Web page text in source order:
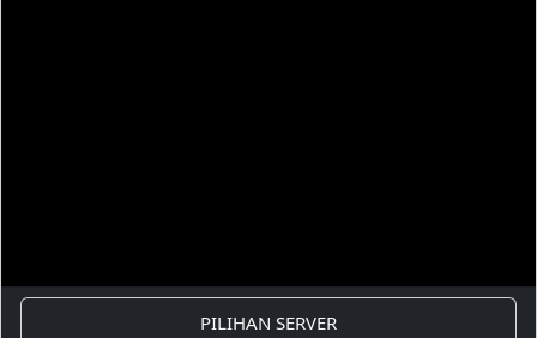
PILIHAN SERVER